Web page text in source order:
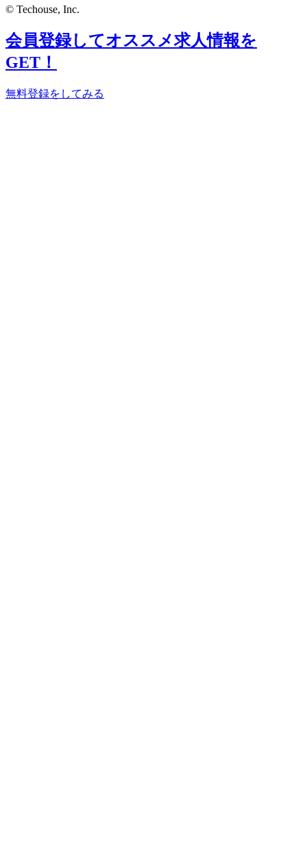
© Techouse, Inc.
会員登録してオススメ求人情報を
GET！
無料登録をしてみる